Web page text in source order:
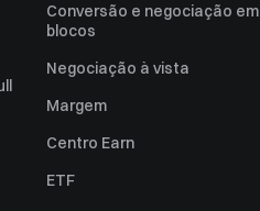
Conversão e negociação em
blocos
Negociação à vista
Margem
Centro Earn
ETF